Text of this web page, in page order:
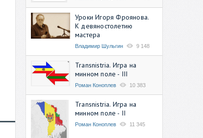
Уроки Игоря Фроянова.
К девяностолетию
мастера
Владимир Шульгин 9 148
Transnistria. Игра на
минном поле - III
Роман Коноплев 10 383
Transnistria. Игра на
минном поле - II
Роман Коноплев 11 345